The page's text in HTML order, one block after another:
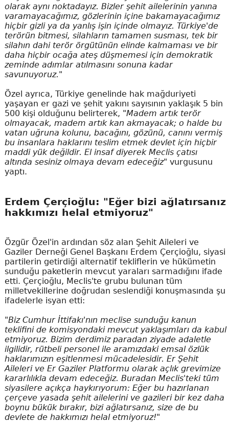
olarak aynı noktadayız. Bizler şehit ailelerinin yanına
varamayacağımız, gözlerinin içine bakamayacağımız
hiçbir gizli ya da yanlış işin içinde olmayız. Türkiye'de
terörün bitmesi, silahların tamamen susması, tek bir
silahın dahi terör örgütünün elinde kalmaması ve bir
daha hiçbir ocağa ateş düşmemesi için demokratik
zeminde adımlar atılmasını sonuna kadar
savunuyoruz."
Özel ayrıca, Türkiye genelinde hak mağduriyeti
yaşayan er gazi ve şehit yakını sayısının yaklaşık 5 bin
500 kişi olduğunu belirterek, "Madem artık terör
olmayacak, madem artık kan akmayacak; o halde bu
vatan uğruna kolunu, bacağını, gözünü, canını vermiş
bu insanlara haklarını teslim etmek devlet için hiçbir
maddi yük değildir. El insaf diyerek Meclis çatısı
altında sesiniz olmaya devam edeceğiz" vurgusunu
yaptı.
Erdem Çerçioğlu: "Eğer bizi ağlatırsanız
hakkımızı helal etmiyoruz"
Özgür Özel'in ardından söz alan Şehit Aileleri ve
Gaziler Derneği Genel Başkanı Erdem Çerçioğlu, siyasi
partilerin getirdiği alternatif tekliflerin ve hükümetin
sunduğu paketlerin mevcut yaraları sarmadığını ifade
etti. Çerçioğlu, Meclis'te grubu bulunan tüm
milletvekillerine doğrudan seslendiği konuşmasında şu
ifadelerle isyan etti:
"Biz Cumhur İttifakı'nın meclise sunduğu kanun
teklifini de komisyondaki mevcut yaklaşımları da kabul
etmiyoruz. Bizim derdimiz paradan ziyade adaletle
ilgilidir, rütbeli personel ile aramızdaki emsal özlük
haklarımızın eşitlenmesi mücadelesidir. Er Şehit
Aileleri ve Er Gaziler Platformu olarak açlık grevimize
kararlılıkla devam edeceğiz. Buradan Meclis'teki tüm
siyasilere açıkça haykırıyorum: Eğer bu hazırlanan
çerçeve yasada şehit ailelerini ve gazileri bir kez daha
boynu bükük bırakır, bizi ağlatırsanız, size de bu
devlete de hakkımızı helal etmiyoruz!"